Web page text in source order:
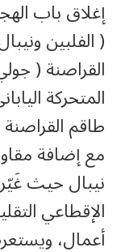
إغلاق باب
( الفلبين
القراصنة (
المتحركة
طاقم
مع إضافة
نيبال حيث
الإقطاعي
أعمال،